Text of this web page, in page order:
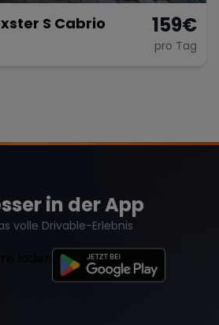
S Cabrio 159€
pro Tag
in der App
volle Drivable-Erlebnis